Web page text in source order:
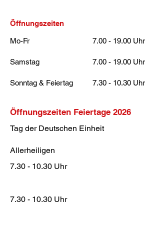
Öffnungszeiten
7.00 - 19.00 Uhr
7.00 - 19.00 Uhr
7.30 - 10.30 Uhr
Mo-Fr
Samstag
Sonntag & Feiertag
Öffnungszeiten Feiertage 2026
Tag der Deutschen Einheit
Allerheiligen
7.30 - 10.30 Uhr
7.30 - 10.30 Uhr